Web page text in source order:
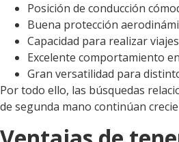
Posición de conducción
Buena protección
Capacidad para realizar
Excelente comportamiento
Gran versatilidad para
Por todo ello, las búsquedas
de segunda mano continúan